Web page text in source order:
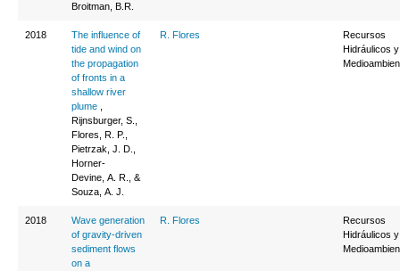
Broitman, B.R.
2018
The influence of
tide and wind on
the propagation
of fronts in a
shallow river
plume
Rijnsburger, S.,
Flores, R. P.,
Pietrzak, J. D.,
Horner‐
Devine, A. R., &
Souza, A. J.
R. Flores
Recursos
Hidráulicos y
2018
Wave generation
of gravity‐driven
sediment flows
on a
R. Flores
Recursos
Hidráulicos y